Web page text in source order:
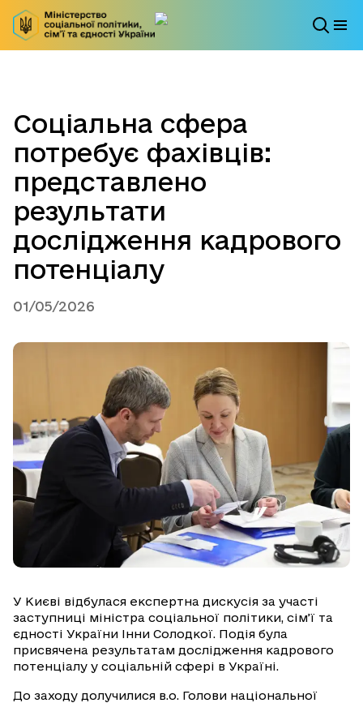
Соціальна сфера
потребує фахівців:
представлено
результати
дослідження кадрового
потенціалу
01/05/2026
У Києві відбулася експертна дискусія за участі
заступниці міністра соціальної політики, сім’ї та
єдності України Інни Солодкої. Подія була
присвячена результатам дослідження кадрового
потенціалу у соціальній сфері в Україні.
До заходу долучилися в.о. Голови національної